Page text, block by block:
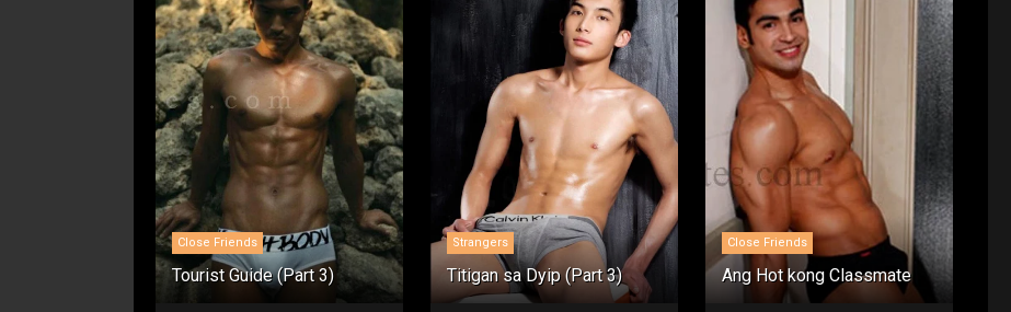
Close Friends
Tourist Guide (Part 3)
Strangers
Titigan sa Dyip (Part 3)
Close Friends
Ang Hot kong Classmate